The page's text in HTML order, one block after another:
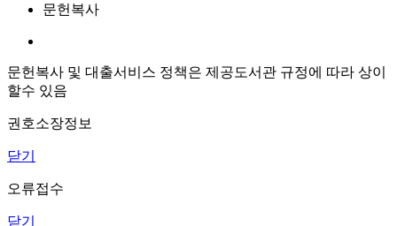
문헌복사
문헌복사 및 대출서비스 정책은 제공도서관 규정에 따라 상이
할수 있음
권호소장정보
닫기
오류접수
닫기